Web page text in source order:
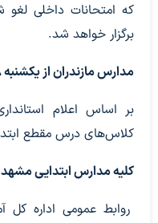
که امتحانات داخلی
برگزار خواهد شد.
مدارس مازندران از یکشنبه ۲۸ دی حضوری شد
کلاس‌های درس مقطع
کلیه مدارس ابتدایی
روابط عمومی اداره‌